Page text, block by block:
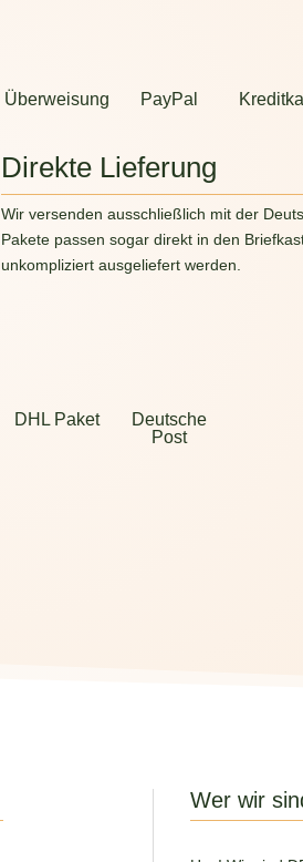
Überweisung PayPal
Direkte Lieferung
Wir versenden ausschließlich mit der
Pakete passen sogar direkt in den
unkompliziert ausgeliefert werden.
DHL Paket
Deutsche
Post
Wer wir